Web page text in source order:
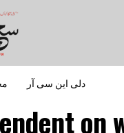
دلی این سی آر
on